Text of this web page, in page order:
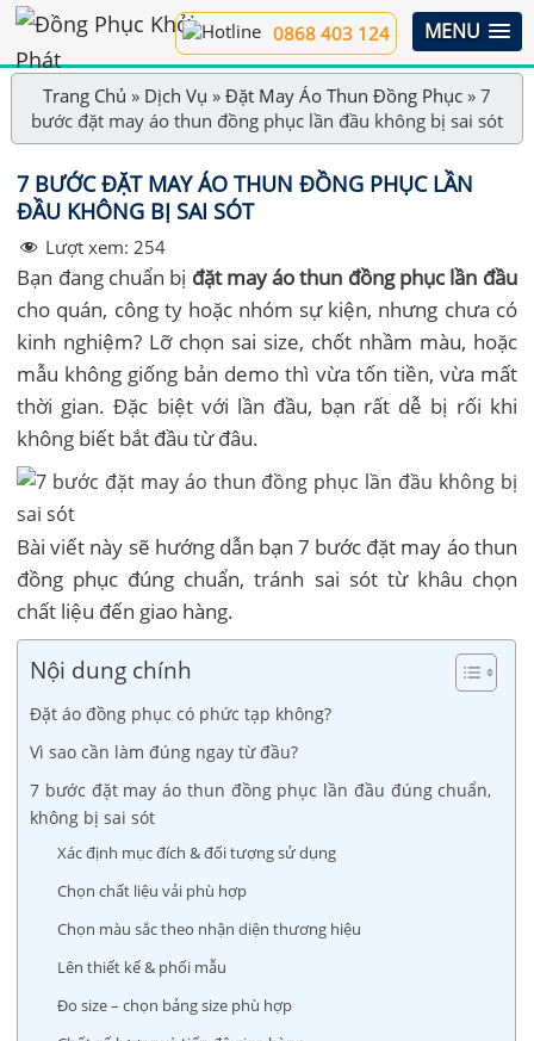
MENU
0868 403 124
Trang Chủ » Dịch Vụ » Đặt May Áo Thun Đồng Phục» 7
bước đặt may áo thun đồng phục lần đầu không bị sai sót
7 BƯỚC ĐẶT MAY ÁO THUN ĐỒNG PHỤC LẦN
ĐẦU KHÔNG BỊ SAI SÓT
Lượt xem: 254
Bạn đang chuẩn bị đặt may áo thun đồng phục lần đầu
cho quán, công ty hoặc nhóm sự kiện, nhưng chưa có
kinh nghiệm? Lỡ chọn sai size, chốt nhầm màu, hoặc
mẫu không giống bản demo thì vừa tốn tiền, vừa mất
thời gian. Đặc biệt với lần đầu, bạn rất dễ bị rối khi
không biết bắt đầu từ đâu.
Bài viết này sẽ hướng dẫn bạn 7 bước đặt may áo thun
đồng phục đúng chuẩn, tránh sai sót từ khâu chọn
chất liệu đến giao hàng.
Nội dung chính
Đặt áo đồng phục có phức tạp không?
Vì sao cần làm đúng ngay từ đầu?
7 bước đặt may áo thun đồng phục lần đầu đúng chuẩn,
không bị sai sót
Xác định mục đích & đối tượng sử dụng
Chọn chất liệu vải phù hợp
Chọn màu sắc theo nhận diện thương hiệu
Lên thiết kế & phối mẫu
Đo size – chọn bảng size phù hợp